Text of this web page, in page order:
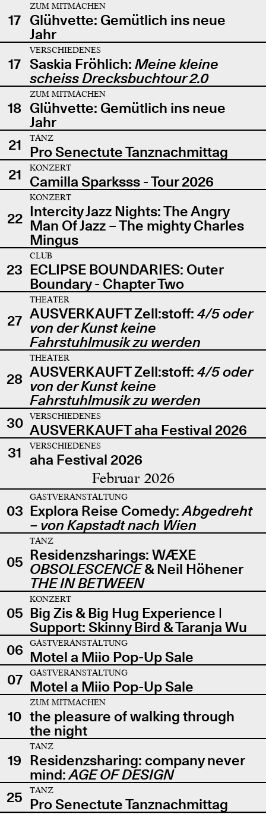
17
ZUM MITMACHEN
Glühvette: Gemütlich ins neue
Jahr
17
VERSCHIEDENES
Saskia Fröhlich: Meine kleine
scheiss Drecksbuchtour 2.0
18
ZUM MITMACHEN
Glühvette: Gemütlich ins neue
Jahr
21
TANZ
Pro Senectute Tanznachmittag
21
KONZERT
Camilla Sparksss - Tour 2026
22
KONZERT
Intercity Jazz Nights: The Angry
Man Of Jazz – The mighty Charles
Mingus
23
CLUB
ECLIPSE BOUNDARIES: Outer
Boundary - Chapter Two
27
THEATER
AUSVERKAUFT Zell:stoff: 4/5 oder
von der Kunst keine
Fahrstuhlmusik zu werden
28
THEATER
AUSVERKAUFT Zell:stoff: 4/5 oder
von der Kunst keine
Fahrstuhlmusik zu werden
30
VERSCHIEDENES
AUSVERKAUFT aha Festival 2026
31
VERSCHIEDENES
aha Festival 2026
Februar 2026
03
GASTVERANSTALTUNG
Explora Reise Comedy:Abgedreht
– von Kapstadt nach Wien
05
TANZ
Residenzsharings: WÆXE
OBSOLESCENCE& Neil Höhener
THE IN BETWEEN
05
KONZERT
Big Zis & Big Hug Experience |
Support: Skinny Bird & Taranja Wu
06
GASTVERANSTALTUNG
Motel a Miio Pop-Up Sale
07
GASTVERANSTALTUNG
Motel a Miio Pop-Up Sale
10
ZUM MITMACHEN
the pleasure of walking through
the night
19
TANZ
Residenzsharing: company never
mind:AGE OF DESIGN
25
TANZ
Pro Senectute Tanznachmittag